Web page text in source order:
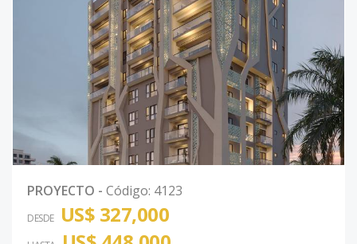
PROYECTO - Código: 4123
DESDE US$ 327,000